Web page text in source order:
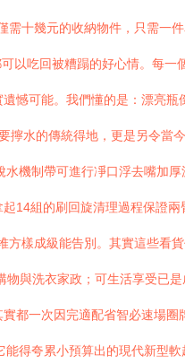
需十幾元的收納物件，只需一
以吃回被糟蹋的好心情。每
憾可能。我們懂的是：漂亮
水的傳統得地，更是另令當
機制帶可進行凈口浮去嘴加
14組的刷回旋清理過程保證
方樣成級能告別。其實這些看
與洗衣家政；可生活享受已
都一次因完適配省智必速場圈
得夸累小預算出的現代新型